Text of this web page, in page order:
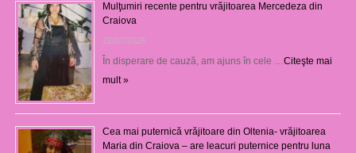
Mulţumiri recente pentru vrăjitoarea Mercedeza din
Craiova
22/07/2026
În disperare de cauză, am ajuns în cele …Citeşte mai
mult »
Cea mai puternică vrăjitoare din Oltenia- vrăjitoarea
Maria din Craiova – are leacuri puternice pentru luna